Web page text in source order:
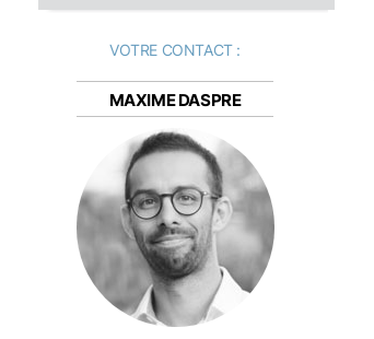
VOTRE CONTACT :
MAXIME DASPRE